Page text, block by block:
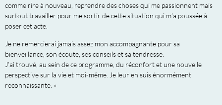
comme rire à nouveau, reprendre des choses qui me passionnent mais
surtout travailler pour me sortir de cette situation qui m’a poussée à
poser cet acte.
Je ne remercierai jamais assez mon accompagnante pour sa
bienveillance, son écoute, ses conseils et sa tendresse.
J’ai trouvé, au sein de ce programme, du réconfort et une nouvelle
perspective sur la vie et moi-même. Je leur en suis énormément
reconnaissante. »